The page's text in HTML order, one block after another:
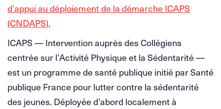
d’appui au déploiement de la démarche ICAPS
(CNDAPS).
ICAPS — Intervention auprès des Collégiens
centrée sur l’Activité Physique et la Sédentarité —
est un programme de santé publique initié par Santé
publique France pour lutter contre la sédentarité
des jeunes. Déployée d’abord localement à